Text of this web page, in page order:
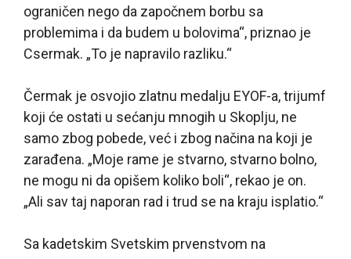
ograničen nego da započnem borbu sa
problemima i da budem u bolovima“, priznao je
Csermak. „To je napravilo razliku.“
Čermak je osvojio zlatnu medalju EYOF-a, trijumf
koji će ostati u sećanju mnogih u Skoplju, ne
samo zbog pobede, već i zbog načina na koji je
zarađena. „Moje rame je stvarno, stvarno bolno,
ne mogu ni da opišem koliko boli“, rekao je on.
„Ali sav taj naporan rad i trud se na kraju isplatio.“
Sa kadetskim Svetskim prvenstvom na